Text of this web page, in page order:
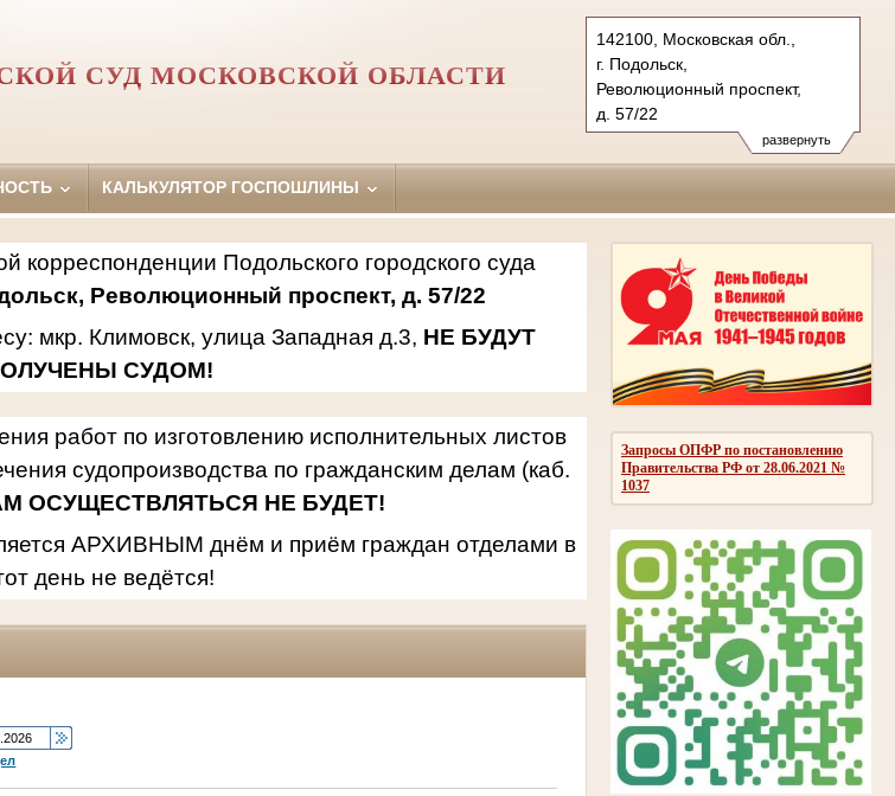
развернуть
142100, Московская обл.,
г. Подольск,
Революционный проспект,
д. 57/22
142181, г.о. Подольск,
мкр. Климовск, ул. Западная,
Тел.: 8(496)769-69-21, 769-94-
podolsky.mo@sudrf.ru
СУД МОСКОВСКОЙ ОБЛАСТИ
КАЛЬКУЛЯТОР ГОСПОШЛИНЫ
Запросы ОПФР по постановлению
Правительства РФ от 28.06.2021 №
1037
корреспонденции Подольского городского суда
Революционный проспект, д. 57/22
мкр. Климовск, улица Западная д.3, НЕ БУДУТ
СУДОМ!
работ по изготовлению исполнительных листов
судопроизводства по гражданским делам (каб.
ОСУЩЕСТВЛЯТЬСЯ НЕ БУДЕТ!
АРХИВНЫМ днём и приём граждан отделами в
день не ведётся!